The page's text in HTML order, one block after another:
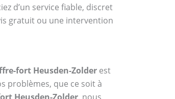
d’un service fiable, discret
gratuit ou une intervention
fort Heusden-Zolder est
problèmes, que ce soit à
Heusden-Zolder, nous